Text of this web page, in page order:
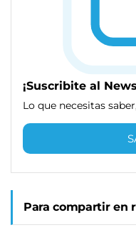
¡Suscribite al
Lo que necesitas
Para compartir en